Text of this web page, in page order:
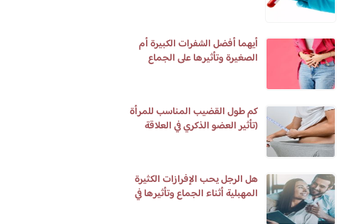
أيهما أفضل الشفرات الكبيرة أم
الصغيرة وتأثيرها على الجماع
كم طول القضيب المناسب للمرأة
(تأثير العضو الذكري في العلاقة
هل الرجل يحب الإفرازات الكثيرة
المهبلية أثناء الجماع وتأثيرها في